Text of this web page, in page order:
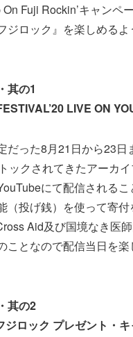
Fuji Rockin’キャン
ジロック』を楽しめる
其の1
LIVE ON
だった8月21日から23
ックされてきたアーカ
にて配信される
（投げ銭）を使って寄
Aid及び国境なき医
ことなので配信当日を楽
其の2
ジロック プレゼント・キ